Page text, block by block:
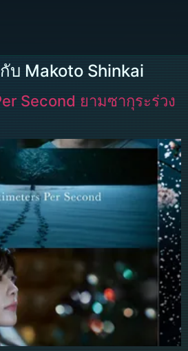
บ Makoto Shinkai
Second ยามซากุระร่วง